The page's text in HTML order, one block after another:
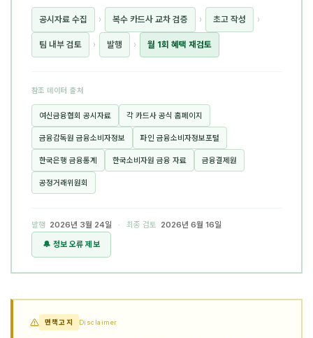
공시자료 수집 › 복수 카드사 교차 검증 › 초고 작성 ›
팀 내부 검토 › 발행 › 월 1회 혜택 재검토
참조 데이터 출처
여신금융협회 공시자료 각 카드사 공식 홈페이지
금융감독원 금융소비자정보 파인 금융소비자정보포털
한국은행 금융통계 한국소비자원 금융 자료 금융결제원
공정거래위원회
발행 2026년 3월 24일 · 최종 검토
2026년 6월 16일
🔔 정보 오류 제보
면책고지 Disclaimer